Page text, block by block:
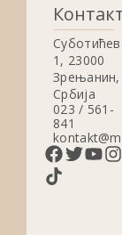
1, 23000
Зрењанин,
Србија
023 / 561-
841